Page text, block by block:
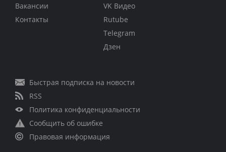
Вакансии
Контакты
VK Видео
Rutube
Telegram
Дзен
Быстрая подписка на новости
RSS
Политика конфиденциальности
Сообщить об ошибке
Правовая информация